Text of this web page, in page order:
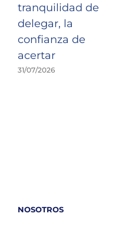
tranquilidad de
delegar, la
confianza de
acertar
31/07/2026
NOSOTROS